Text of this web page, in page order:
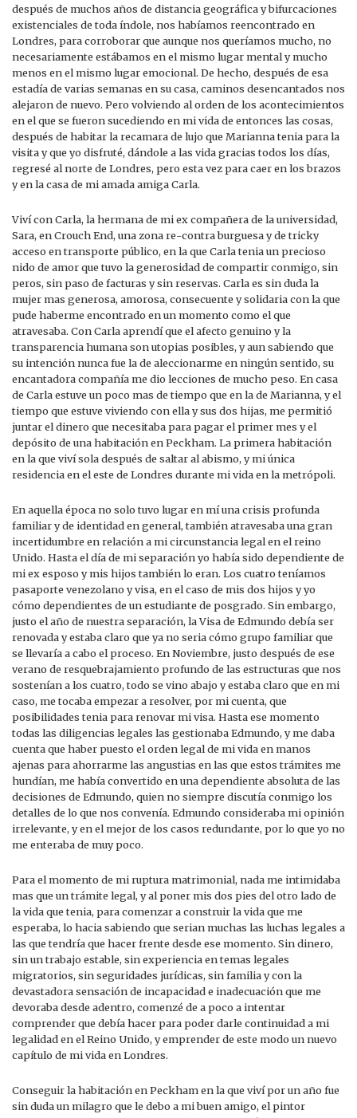
después de muchos años de distancia geográfica y bifurcaciones
existenciales de toda índole, nos habíamos reencontrado en
Londres, para corroborar que aunque nos queríamos mucho, no
necesariamente estábamos en el mismo lugar mental y mucho
menos en el mismo lugar emocional. De hecho, después de esa
estadía de varias semanas en su casa, caminos desencantados nos
alejaron de nuevo. Pero volviendo al orden de los acontecimientos
en el que se fueron sucediendo en mi vida de entonces las cosas,
después de habitar la recamara de lujo que Marianna tenia para la
visita y que yo disfruté, dándole a las vida gracias todos los días,
regresé al norte de Londres, pero esta vez para caer en los brazos
y en la casa de mi amada amiga Carla.
Viví con Carla, la hermana de mi ex compañera de la universidad,
Sara, en Crouch End, una zona re-contra burguesa y de tricky
acceso en transporte público, en la que Carla tenia un precioso
nido de amor que tuvo la generosidad de compartir conmigo, sin
peros, sin paso de facturas y sin reservas. Carla es sin duda la
mujer mas generosa, amorosa, consecuente y solidaria con la que
pude haberme encontrado en un momento como el que
atravesaba. Con Carla aprendí que el afecto genuino y la
transparencia humana son utopias posibles, y aun sabiendo que
su intención nunca fue la de aleccionarme en ningún sentido, su
encantadora compañía me dio lecciones de mucho peso. En casa
de Carla estuve un poco mas de tiempo que en la de Marianna, y el
tiempo que estuve viviendo con ella y sus dos hijas, me permitió
juntar el dinero que necesitaba para pagar el primer mes y el
depósito de una habitación en Peckham. La primera habitación
en la que viví sola después de saltar al abismo, y mi única
residencia en el este de Londres durante mi vida en la metrópoli.
En aquella época no solo tuvo lugar en mí una crisis profunda
familiar y de identidad en general, también atravesaba una gran
incertidumbre en relación a mi circunstancia legal en el reino
Unido. Hasta el día de mi separación yo había sido dependiente de
mi ex esposo y mis hijos también lo eran. Los cuatro teníamos
pasaporte venezolano y visa, en el caso de mis dos hijos y yo
cómo dependientes de un estudiante de posgrado. Sin embargo,
justo el año de nuestra separación, la Visa de Edmundo debía ser
renovada y estaba claro que ya no seria cómo grupo familiar que
se llevaría a cabo el proceso. En Noviembre, justo después de ese
verano de resquebrajamiento profundo de las estructuras que nos
sostenían a los cuatro, todo se vino abajo y estaba claro que en mi
caso, me tocaba empezar a resolver, por mi cuenta, que
posibilidades tenia para renovar mi visa. Hasta ese momento
todas las diligencias legales las gestionaba Edmundo, y me daba
cuenta que haber puesto el orden legal de mi vida en manos
ajenas para ahorrarme las angustias en las que estos trámites me
hundían, me había convertido en una dependiente absoluta de las
decisiones de Edmundo, quien no siempre discutía conmigo los
detalles de lo que nos convenía. Edmundo consideraba mi opinión
irrelevante, y en el mejor de los casos redundante, por lo que yo no
me enteraba de muy poco.
Para el momento de mi ruptura matrimonial, nada me intimidaba
mas que un trámite legal, y al poner mis dos pies del otro lado de
la vida que tenia, para comenzar a construir la vida que me
esperaba, lo hacia sabiendo que serian muchas las luchas legales a
las que tendría que hacer frente desde ese momento. Sin dinero,
sin un trabajo estable, sin experiencia en temas legales
migratorios, sin seguridades jurídicas, sin familia y con la
devastadora sensación de incapacidad e inadecuación que me
devoraba desde adentro, comenzé de a poco a intentar
comprender que debía hacer para poder darle continuidad a mi
legalidad en el Reino Unido, y emprender de este modo un nuevo
capítulo de mi vida en Londres.
Conseguir la habitación en Peckham en la que viví por un año fue
sin duda un milagro que le debo a mi buen amigo, el pintor